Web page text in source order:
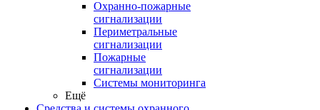
Охранно-пожарные
сигнализации
Периметральные
сигнализации
Пожарные
сигнализации
Системы мониторинга
Ещё